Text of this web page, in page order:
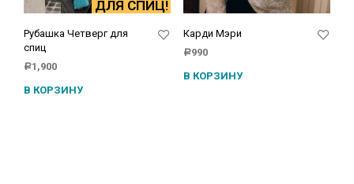
ДЛЯ СПИЦ!
Рубашка Четверг для
спиц
Р1,900
В КОРЗИНУ
Карди Мэри
Р990
В КОРЗИНУ